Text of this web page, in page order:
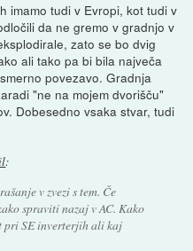
imamo tudi v Evropi, kot tudi v
da ne gremo v gradnjo v
zato se bo dvig
ali tako pa bi bila največa
povezavo. Gradnja
"ne na mojem dvorišču"
Dobesedno vsaka stvar, tudi
:
v zvezi s tem. Če
spraviti nazaj v AC. Kako
pri SE inverterjih ali kaj